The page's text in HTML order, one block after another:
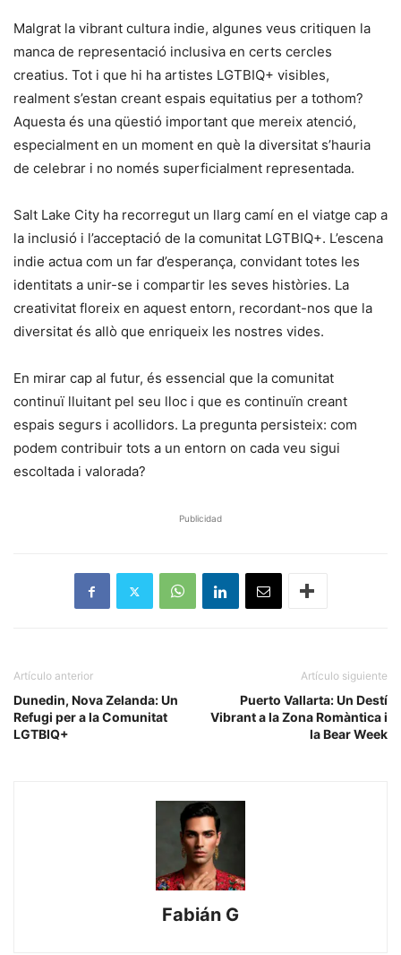
Malgrat la vibrant cultura indie, algunes veus critiquen la
manca de representació inclusiva en certs cercles
creatius. Tot i que hi ha artistes LGTBIQ+ visibles,
realment s’estan creant espais equitatius per a tothom?
Aquesta és una qüestió important que mereix atenció,
especialment en un moment en què la diversitat s’hauria
de celebrar i no només superficialment representada.
Salt Lake City ha recorregut un llarg camí en el viatge cap a
la inclusió i l’acceptació de la comunitat LGTBIQ+. L’escena
indie actua com un far d’esperança, convidant totes les
identitats a unir-se i compartir les seves històries. La
creativitat floreix en aquest entorn, recordant-nos que la
diversitat és allò que enriqueix les nostres vides.
En mirar cap al futur, és essencial que la comunitat
continuï lluitant pel seu lloc i que es continuïn creant
espais segurs i acollidors. La pregunta persisteix: com
podem contribuir tots a un entorn on cada veu sigui
escoltada i valorada?
Publicidad
Artículo anterior
Dunedin, Nova Zelanda: Un
Refugi per a la Comunitat
LGTBIQ+
Artículo siguiente
Puerto Vallarta: Un Destí
Vibrant a la Zona Romàntica i
la Bear Week
Fabián G